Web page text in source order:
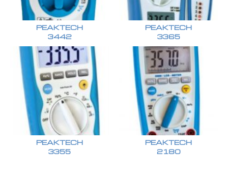
PEAKTECH
3442
PEAKTECH
3365
PEAKTECH
3355
PEAKTECH
2180